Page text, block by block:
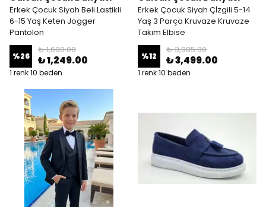
Erkek Çocuk Siyah Beli Lastikli
6-15 Yaş Keten Jogger
Pantolon
%26
₺ 1,690.00
₺ 1,249.00
1 renk 10 beden
Erkek Çocuk Siyah Çİzgili 5-14
Yaş 3 Parça Kruvaze Kruvaze
Takım Elbise
%12
₺ 3,985.00
₺ 3,499.00
1 renk 10 beden